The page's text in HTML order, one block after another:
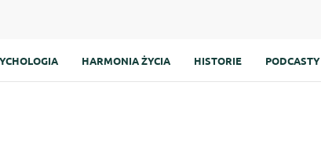
HARMONIA ŻYCIA HISTORIE PODCASTY